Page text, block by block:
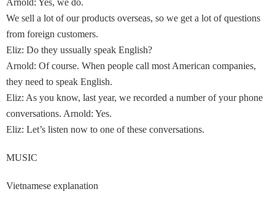
Arnold: Yes, we do.
We sell a lot of our products overseas, so we get a lot of questions
from foreign customers.
Eliz: Do they ussually speak English?
Arnold: Of course. When people call most American companies,
they need to speak English.
Eliz: As you know, last year, we recorded a number of your phone
conversations. Arnold: Yes.
Eliz: Let’s listen now to one of these conversations.
MUSIC
Vietnamese explanation